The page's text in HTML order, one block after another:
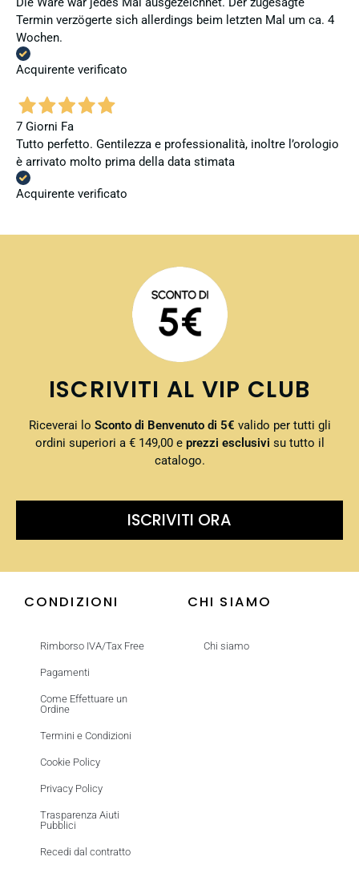
Termin verzögerte sich allerdings beim letzten Mal um ca. 4
Wochen.
Acquirente verificato
7 Giorni Fa
Tutto perfetto. Gentilezza e professionalità, inoltre l’orologio
è arrivato molto prima della data stimata
Acquirente verificato
ISCRIVITI AL VIP CLUB
Riceverai lo Sconto di Benvenuto di 5€ valido per tutti gli
ordini superiori a € 149,00 e prezzi esclusivi su tutto il
catalogo.
ISCRIVITI ORA
CONDIZIONI
Rimborso IVA/Tax Free
Pagamenti
Come Effettuare un
Ordine
Termini e Condizioni
Cookie Policy
Privacy Policy
Trasparenza Aiuti
Pubblici
Recedi dal contratto
CHI SIAMO
Chi siamo